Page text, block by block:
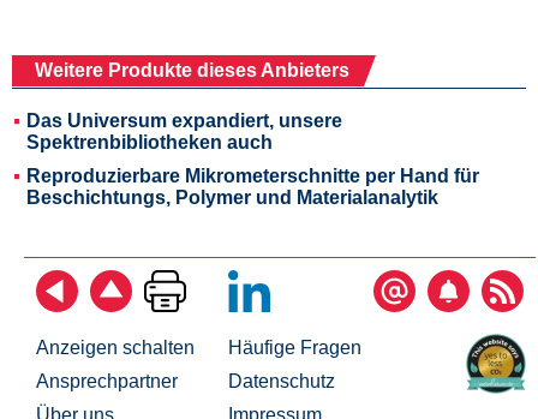
Weitere Produkte dieses Anbieters
Das Universum expandiert, unsere
Spektrenbibliotheken auch
Reproduzierbare Mikrometerschnitte per Hand für
Beschichtungs, Polymer und Materialanalytik
Anzeigen schalten
Ansprechpartner
Häufige Fragen
Datenschutz